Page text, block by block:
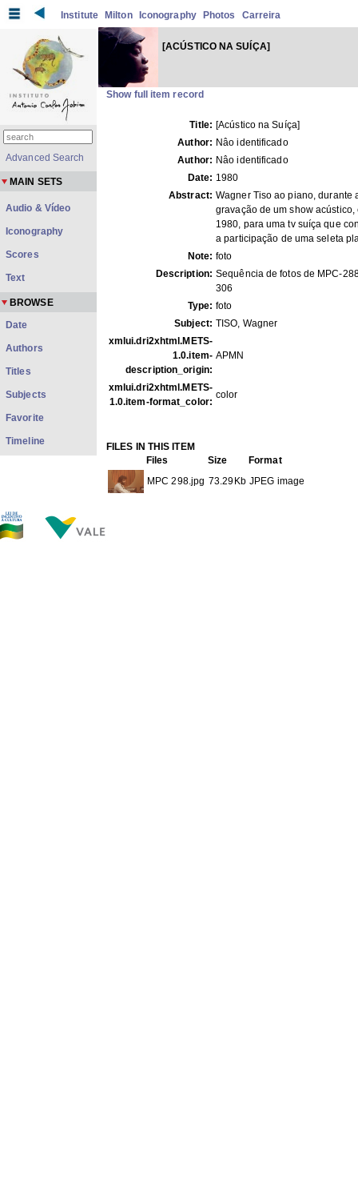
Institute Milton Iconography Photos Carreira
[ACÚSTICO NA SUÍÇA]
Show full item record
Title: [Acústico na Suíça]
Author: Nâo identificado
Author: Nâo identificado
Date: 1980
Abstract: Wagner Tiso ao piano, durante
gravação de um show acústico,
1980, para uma tv suíça que
a participação de uma seleta
Note: foto
Description: Sequência de fotos de MPC-
306
Type: foto
Subject: TISO, Wagner
xmlui.dri2xhtml.METS-
1.0.item-
description_origin:
APMN
xmlui.dri2xhtml.METS-
1.0.item-format_color:
color
FILES IN THIS ITEM
Files
Size
Format
MPC 298.jpg 73.29Kb JPEG image
Advanced Search
MAIN SETS
Audio & Vídeo
Iconography
Scores
Text
BROWSE
Date
Authors
Titles
Subjects
Favorite
Timeline